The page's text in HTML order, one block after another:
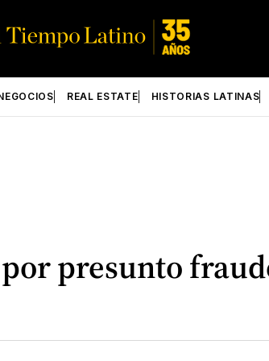
REAL ESTATE HISTORIAS LATINAS
presunto